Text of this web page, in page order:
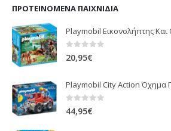
ΠΡΟΤΕΙΝΌΜΕΝΑ ΠΑΙΧΝΊΔΙΑ
0 out of 5
20,95€
0 out of 5
44,95€